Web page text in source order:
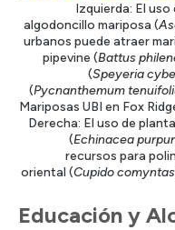
Izquierda: El
algodoncillo mariposa (
urbanos puede atraer
pipevine (Battus
(Speyeria
(Pycnanthemum
Mariposas UBI en Fox
Derecha: El uso de
(Echinacea
recursos para
oriental (Cupido comyntas
Educación y